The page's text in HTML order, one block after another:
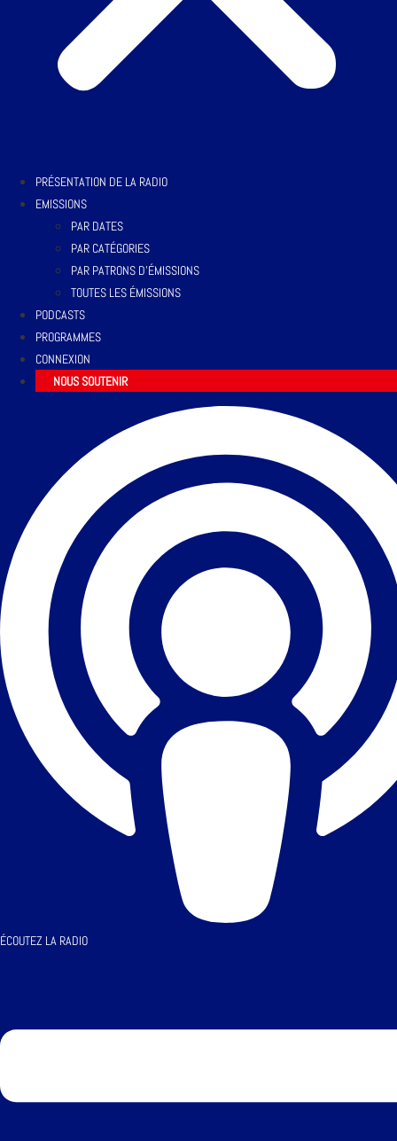
PRÉSENTATION DE LA RADIO
EMISSIONS
PAR DATES
PAR CATÉGORIES
PAR PATRONS D’ÉMISSIONS
TOUTES LES ÉMISSIONS
PODCASTS
PROGRAMMES
CONNEXION
NOUS SOUTENIR
ÉCOUTEZ LA RADIO